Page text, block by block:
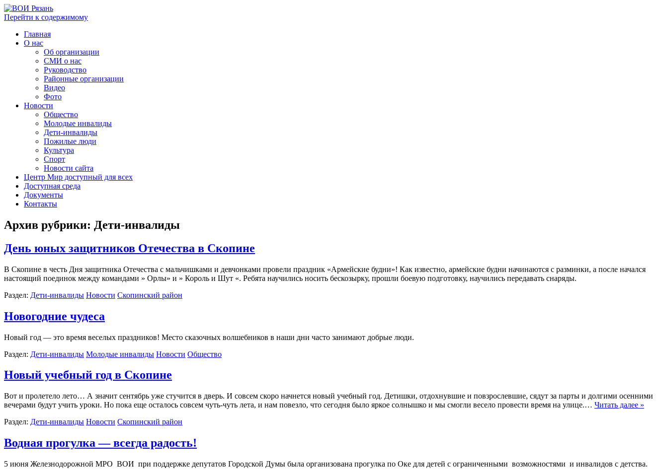
Перейти к содержимому
Главная
О нас
Об организации
СМИ о нас
Руководство
Районные организации
Видео
Фото
Новости
Общество
Молодые инвалиды
Дети-инвалиды
Пожилые люди
Культура
Спорт
Новости сайта
Центр Мир доступный для всех
Доступная среда
Документы
Контакты
Архив рубрики: Дети-инвалиды
День юных защитников Отечества в Скопине
В Скопине в честь Дня защитника Отечества с мальчишками и девчонками провели праздник «Армейские будни»! Как известно, армейские будни начинаются с разминки, а после начался
настоящий поединок между командами » Орлы» и » Король и Шут «. Ребята научились носить бескозырку, прошли боевую подготовку, научились передавать снаряды.
Раздел: Дети-инвалиды Новости Скопинcкий район
Новогодние чудеса
Новый год — это время веселых праздников! Место сказочных волшебников в наши дни часто занимают добрые люди.
Раздел: Дети-инвалиды Молодые инвалиды Новости Общество
Новый учебный год в Скопине
Вот и пролетело лето… А значит сентябрь уже стучится в дверь. И совсем скоро начнется новый учебный год. Детишки, отдохнувшие и повзрослевшие, сядут за парты и долгими осенними
вечерами будут учить уроки. Но пока еще осталось совсем чуть-чуть лета, и нам повезло, что сегодня было яркое солнышко и мы смогли весело провести время на улице.… Читать далее »
Раздел: Дети-инвалиды Новости Скопинcкий район
Водная прогулка — всегда радость!
5 июня Железнодорожной МРО ВОИ при поддержке депутатов Городской Думы была организована прогулка по Оке для детей с ограниченными возможностями и инвалидов с детства.